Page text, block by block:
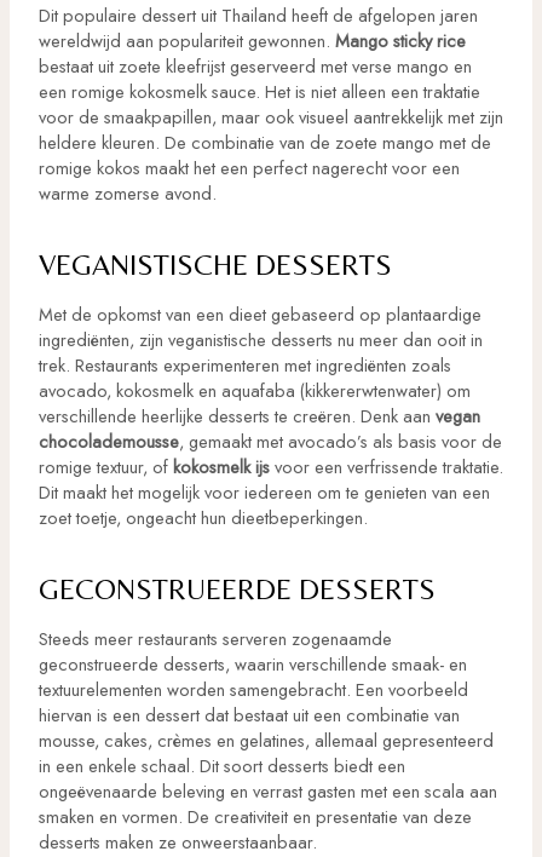
Dit populaire dessert uit Thailand heeft de afgelopen jaren
wereldwijd aan populariteit gewonnen. Mango sticky rice
bestaat uit zoete kleefrijst geserveerd met verse mango en
een romige kokosmelk sauce. Het is niet alleen een traktatie
voor de smaakpapillen, maar ook visueel aantrekkelijk met zijn
heldere kleuren. De combinatie van de zoete mango met de
romige kokos maakt het een perfect nagerecht voor een
warme zomerse avond.
VEGANISTISCHE DESSERTS
Met de opkomst van een dieet gebaseerd op plantaardige
ingrediënten, zijn veganistische desserts nu meer dan ooit in
trek. Restaurants experimenteren met ingrediënten zoals
avocado, kokosmelk en aquafaba (kikkererwtenwater) om
verschillende heerlijke desserts te creëren. Denk aan vegan
chocolademousse, gemaakt met avocado’s als basis voor de
romige textuur, of kokosmelk ijsvoor een verfrissende traktatie.
Dit maakt het mogelijk voor iedereen om te genieten van een
zoet toetje, ongeacht hun dieetbeperkingen.
GECONSTRUEERDE DESSERTS
Steeds meer restaurants serveren zogenaamde
geconstrueerde desserts, waarin verschillende smaak- en
textuurelementen worden samengebracht. Een voorbeeld
hiervan is een dessert dat bestaat uit een combinatie van
mousse, cakes, crèmes en gelatines, allemaal gepresenteerd
in een enkele schaal. Dit soort desserts biedt een
ongeëvenaarde beleving en verrast gasten met een scala aan
smaken en vormen. De creativiteit en presentatie van deze
desserts maken ze onweerstaanbaar.